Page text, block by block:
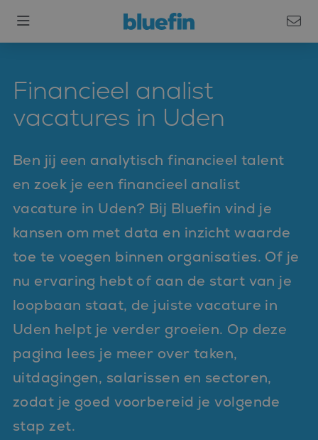
Financieel analist
vacatures in Uden
Ben jij een analytisch financieel talent
en zoek je een financieel analist
vacature in Uden? Bij Bluefin vind je
kansen om met data en inzicht waarde
toe te voegen binnen organisaties. Of je
nu ervaring hebt of aan de start van je
loopbaan staat, de juiste vacature in
Uden helpt je verder groeien. Op deze
pagina lees je meer over taken,
uitdagingen, salarissen en sectoren,
zodat je goed voorbereid je volgende
stap zet.